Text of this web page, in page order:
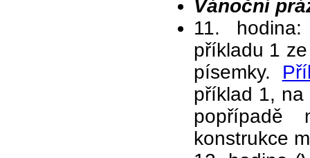
Vánoční
11.
příkladu 1
písemky.
příklad 1, na
popřípadě
konstrukce